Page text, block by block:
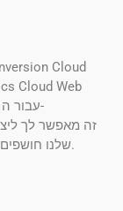
מאמץ ולנסות כל פעולה בודדת ממשקי ה-API שלנו חושפים.